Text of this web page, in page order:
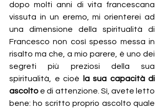
dopo molti anni di vita francescana
vissuta in un eremo, mi orienterei ad
una dimensione della spiritualità di
Francesco non così spesso messa in
risalto ma che, a mio parere, è uno dei
segreti più preziosi della sua
spiritualità, e cioè
la sua capacità di
ascolto e di attenzione. Sì, avete letto
bene: ho scritto proprio ascolto quale